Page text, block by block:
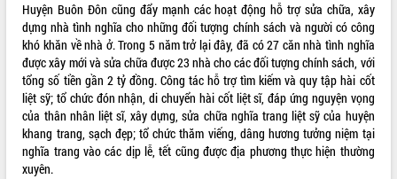
Huyện Buôn Đôn cũng đẩy mạnh các hoạt động hỗ trợ sửa chữa, xây
dựng nhà tình nghĩa cho những đối tượng chính sách và người có công
khó khăn về nhà ở. Trong 5 năm trở lại đây, đã có 27 căn nhà tình nghĩa
được xây mới và sửa chữa được 23 nhà cho các đối tượng chính sách, với
tổng số tiền gần 2 tỷ đồng. Công tác hỗ trợ tìm kiếm và quy tập hài cốt
liệt sỹ; tổ chức đón nhận, di chuyển hài cốt liệt sĩ, đáp ứng nguyện vọng
của thân nhân liệt sĩ, xây dựng, sửa chữa nghĩa trang liệt sỹ của huyện
khang trang, sạch đẹp; tổ chức thăm viếng, dâng hương tưởng niệm tại
nghĩa trang vào các dịp lễ, tết cũng được địa phương thực hiện thường
xuyên.